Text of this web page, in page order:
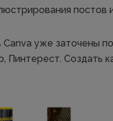
постов
уже заточены
Пинтерест. Создать